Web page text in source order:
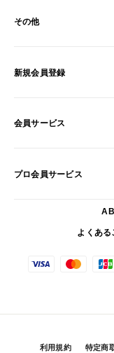
その他
新規会員登録
会員サービス
プロ会員サービス
よくある
利用規約 特定商